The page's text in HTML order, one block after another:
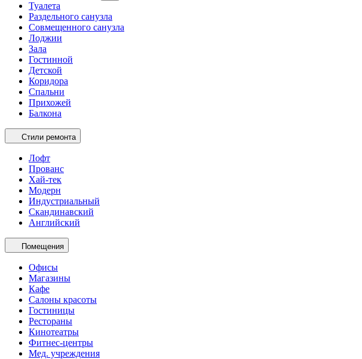
Туалета
Раздельного санузла
Совмещенного санузла
Лоджии
Зала
Гостинной
Детской
Коридора
Спальни
Прихожей
Балкона
Стили ремонта
Лофт
Прованс
Хай-тек
Модерн
Индустриальный
Скандинавский
Английский
Помещения
Офисы
Магазины
Кафе
Салоны красоты
Гостиницы
Рестораны
Кинотеатры
Фитнес-центры
Мед. учреждения